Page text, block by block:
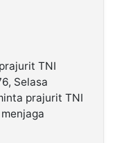
TNI
Selasa
prajurit TNI